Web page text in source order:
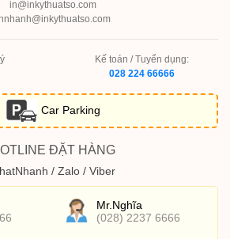
in@inkythuatso.com
Kế toán / Tuyển dụng:
028 224 66666
Car Parking
ĐẶT HÀNG
/ Zalo / Viber
Mr.Nghĩa
(028) 2237 6666